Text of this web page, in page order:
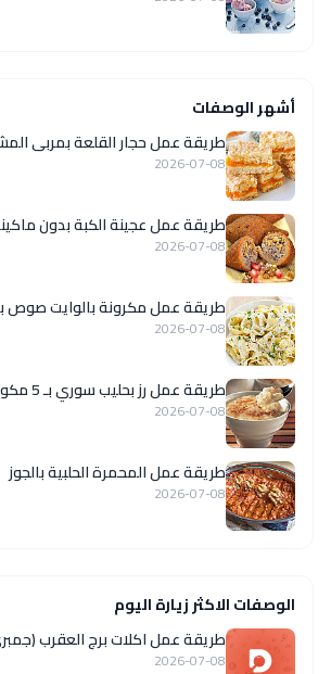
أشهر الوصفات
طريقة عمل حجار القلعة بمربى
2026-07-08
طريقة عمل عجينة الكبة بدون
2026-07-08
طريقة عمل مكرونة بالوايت صوص
2026-07-08
طريقة عمل رز بحليب سوري بـ 5 مكونات
2026-07-08
طريقة عمل المحمرة الحلبية بالجوز
2026-07-08
الوصفات الاكثر زيارة اليوم
طريقة عمل اكلات برج العقرب
2026-07-08